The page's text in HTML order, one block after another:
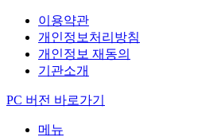
이용약관
개인정보처리방침
개인정보 재동의
기관소개
PC 버전 바로가기
메뉴